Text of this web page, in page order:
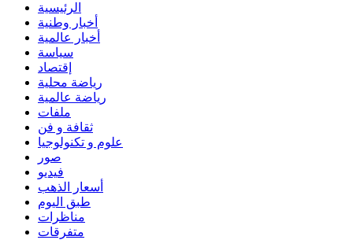
الرئيسية
أخبار وطنية
أخبار عالمية
سياسة
إقتصاد
رياضة محلية
رياضة عالمية
ملفات
ثقافة و فن
علوم و تكنولوجيا
صور
فيديو
أسعار الذهب
طبق اليوم
مناظرات
متفرقات